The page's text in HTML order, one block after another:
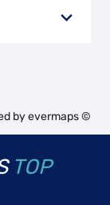
byevermaps ©
TOP